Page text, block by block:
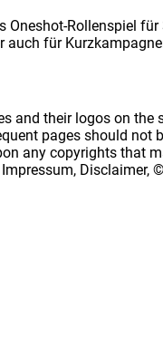
Rollenspiel
auch für
and their logos on
pages should not
any copyrights that
Impressum, Disclaimer,